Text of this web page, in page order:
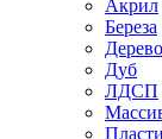
Акрил
Береза
Дерево
Дуб
ЛДСП